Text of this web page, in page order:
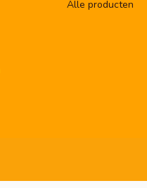
Alle producten